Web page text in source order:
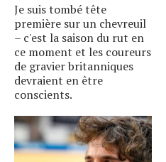
Je suis tombé tête
première sur un chevreuil
– c'est la saison du rut en
ce moment et les coureurs
de gravier britanniques
devraient en être
conscients.